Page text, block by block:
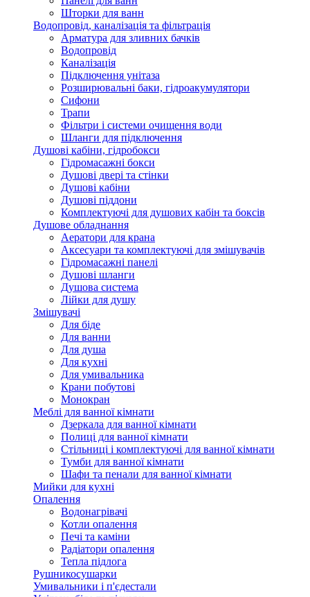
Шторки для ванн
Водопровід, каналізація та фільтрація
Арматура для зливних бачків
Водопровід
Каналізація
Підключення унітаза
Розширювальні баки, гідроакумулятори
Сифони
Трапи
Фільтри і системи очищення води
Шланги для підключення
Душові кабіни, гідробокси
Гідромасажні бокси
Душові двері та стінки
Душові кабіни
Душові піддони
Комплектуючі для душових кабін та боксів
Душове обладнання
Аератори для крана
Аксесуари та комплектуючі для змішувачів
Гідромасажні панелі
Душові шланги
Душова система
Лійки для душу
Змішувачі
Для біде
Для ванни
Для душа
Для кухні
Для умивальника
Крани побутові
Монокран
Меблі для ванної кімнати
Дзеркала для ванної кімнати
Полиці для ванної кімнати
Стільниці і комплектуючі для ванної кімнати
Тумби для ванної кімнати
Шафи та пенали для ванної кімнати
Мийки для кухні
Опалення
Водонагрівачі
Котли опалення
Печі та каміни
Радіатори опалення
Тепла підлога
Рушникосушарки
Умивальники і п'єдестали